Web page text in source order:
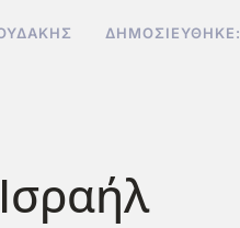
ΔΗΜΟΣΙΕΎΘΗΚΕ: